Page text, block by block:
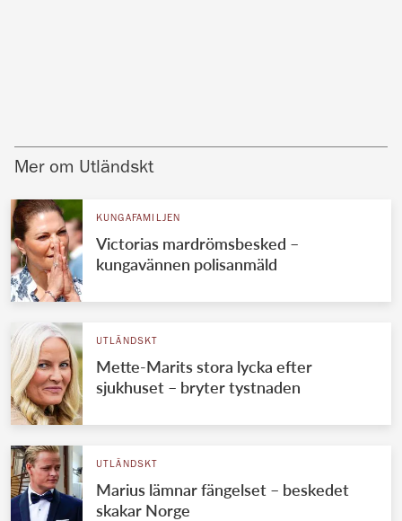
Mer om Utländskt
KUNGAFAMILJEN
Victorias mardrömsbesked –
kungavännen polisanmäld
UTLÄNDSKT
Mette-Marits stora lycka efter
sjukhuset – bryter tystnaden
UTLÄNDSKT
Marius lämnar fängelset – beskedet
skakar Norge